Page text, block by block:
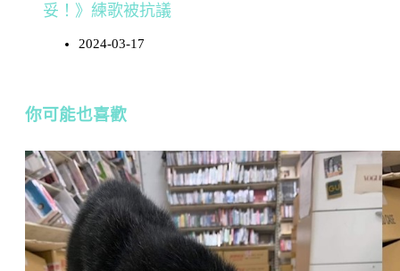
妥！》練歌被抗議
2024-03-17
你可能也喜歡